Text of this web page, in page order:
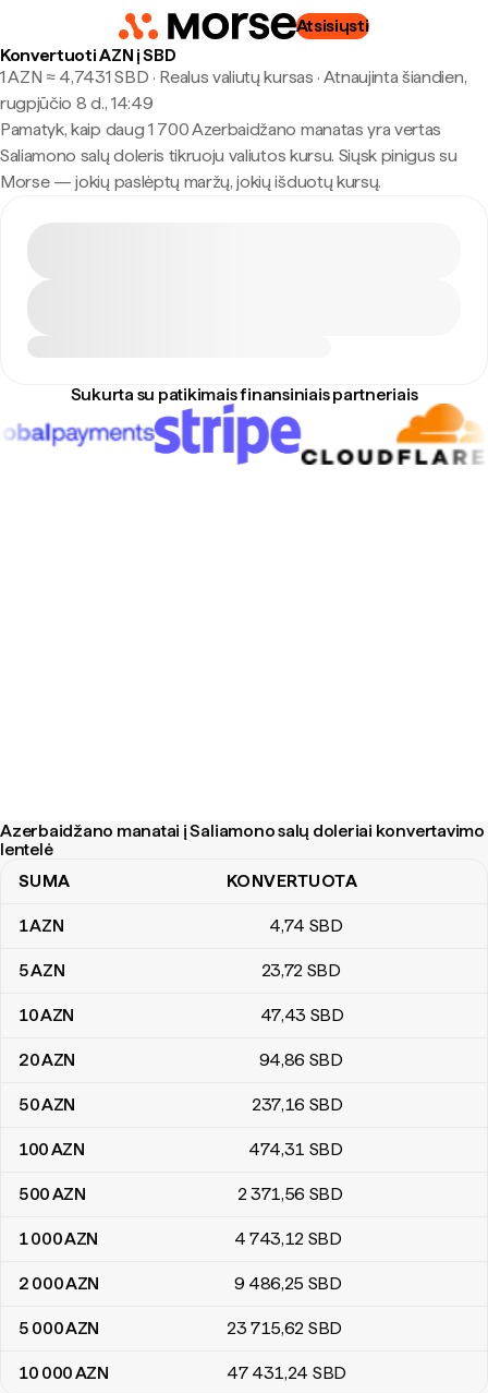
Atsisiųsti
Konvertuoti AZN į SBD
1 AZN ≈ 4,7431 SBD · Realus valiutų kursas · Atnaujinta šiandien,
rugpjūčio 8 d., 14:49
Pamatyk, kaip daug 1 700 Azerbaidžano manatas yra vertas
Saliamono salų doleris tikruoju valiutos kursu. Siųsk pinigus su
Morse — jokių paslėptų maržų, jokių išduotų kursų.
Sukurta su patikimais finansiniais partneriais
Azerbaidžano manatai į Saliamono salų doleriai konvertavimo
lentelė
Azerbaidžano manatai į Saliamono salų doleriai konvertavimo
SUMA KONVERTUOTA
1AZN 4,74 SBD
5AZN 23,72 SBD
10AZN 47,43 SBD
20AZN 94,86 SBD
50AZN 237,16 SBD
100AZN 474,31 SBD
500AZN 2 371,56 SBD
1 000AZN 4 743,12 SBD
2 000AZN 9 486,25 SBD
5 000AZN 23 715,62 SBD
10 000AZN 47 431,24 SBD